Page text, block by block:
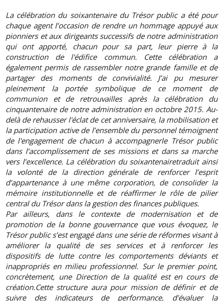
La célébration du soixantenaire du Trésor public a été pour
chaque agent l’occasion de rendre un hommage appuyé aux
pionniers et aux dirigeants successifs de notre administration
qui ont apporté, chacun pour sa part, leur pierre à la
construction de l'édifice commun. Cette célébration a
également permis de rassembler notre grande famille et de
partager des moments de convivialité. J’ai pu mesurer
pleinement la portée symbolique de ce moment de
communion et de retrouvailles après la célébration du
cinquantenaire de notre administration en octobre 2015. Au-
delà de rehausser l'éclat de cet anniversaire, la mobilisation et
la participation active de l’ensemble du personnel témoignent
de l'engagement de chacun à accompagnerle Trésor public
dans l’accomplissement de ses missions et dans sa marche
vers l’excellence. La célébration du soixantenairetraduit ainsi
la volonté de la direction générale de renforcer l’esprit
d’appartenance à une même corporation, de consolider la
mémoire institutionnelle et de réaffirmer le rôle de pilier
central du Trésor dans la gestion des finances publiques.
Par ailleurs, dans le contexte de modernisation et de
promotion de la bonne gouvernance que vous évoquez, le
Trésor public s’est engagé dans une série de réformes visant à
améliorer la qualité de ses services et à renforcer les
dispositifs de lutte contre les comportements déviants et
inappropriés en milieu professionnel. Sur le premier point,
concrètement, une Direction de la qualité est en cours de
création.Cette structure aura pour mission de définir et de
suivre des indicateurs de performance, d’évaluer la